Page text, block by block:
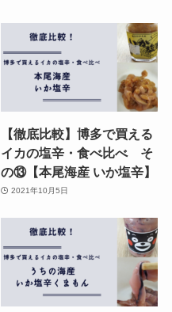
【徹底比較】博多で買える
イカの塩辛・食べ比べ そ
の⑬【本尾海産 いか塩辛】
2021年10月5日